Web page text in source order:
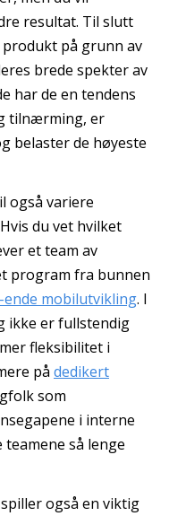
resultat. Til slutt
på grunn av
brede spekter av
har de en tendens
tilnærming, er
belaster de høyeste
også variere
du vet hvilket
et team av
program fra bunnen
mobilutvikling. I
ikke er fullstendig
fleksibilitet i
på dedikert
som
i interne
teamene så lenge
også en viktig